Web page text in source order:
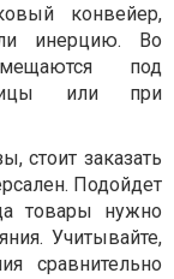
конвейер,
инерцию. Во
под
или при
стоит заказать
Подойдет
товары нужно
Учитывайте,
сравнительно